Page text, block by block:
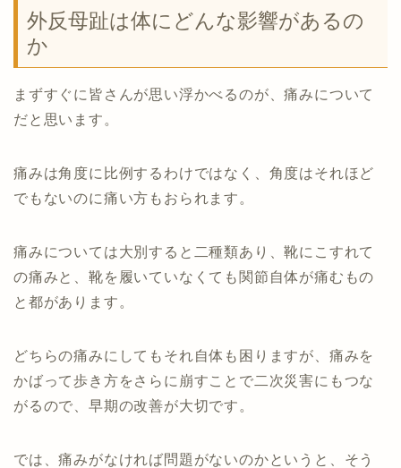
外反母趾は体にどんな影響があるの
か
まずすぐに皆さんが思い浮かべるのが、痛みについて
だと思います。
痛みは角度に比例するわけではなく、角度はそれほど
でもないのに痛い方もおられます。
痛みについては大別すると二種類あり、靴にこすれて
の痛みと、靴を履いていなくても関節自体が痛むもの
と都があります。
どちらの痛みにしてもそれ自体も困りますが、痛みを
かばって歩き方をさらに崩すことで二次災害にもつな
がるので、早期の改善が大切です。
では、痛みがなければ問題がないのかというと、そう